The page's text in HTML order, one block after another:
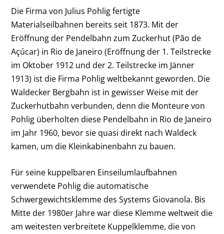
Die Firma von Julius Pohlig fertigte
Materialseilbahnen bereits seit 1873. Mit der
Eröffnung der Pendelbahn zum Zuckerhut (Pão de
Açúcar) in Rio de Janeiro (Eröffnung der 1. Teilstrecke
im Oktober 1912 und der 2. Teilstrecke im Jänner
1913) ist die Firma Pohlig weltbekannt geworden. Die
Waldecker Bergbahn ist in gewisser Weise mit der
Zuckerhutbahn verbunden, denn die Monteure von
Pohlig überholten diese Pendelbahn in Rio de Janeiro
im Jahr 1960, bevor sie quasi direkt nach Waldeck
kamen, um die Kleinkabinenbahn zu bauen.
Für seine kuppelbaren Einseilumlaufbahnen
verwendete Pohlig die automatische
Schwergewichtsklemme des Systems Giovanola. Bis
Mitte der 1980er Jahre war diese Klemme weltweit die
am weitesten verbreitete Kuppelklemme, die von